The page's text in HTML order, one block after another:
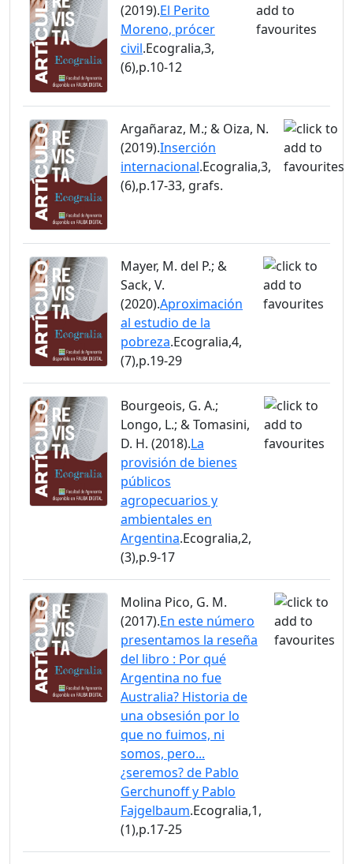
(2019).El Perito
Moreno, prócer
civil.Ecogralia,3,
(6),p.10-12
Argañaraz, M.; & Oiza, N.
(2019).Inserción
internacional.Ecogralia,3,
(6),p.17-33, grafs.
Mayer, M. del P.; &
Sack, V.
(2020).Aproximación
al estudio de la
pobreza.Ecogralia,4,
(7),p.19-29
Bourgeois, G. A.;
Longo, L.; & Tomasini,
D. H. (2018).La
provisión de bienes
públicos
agropecuarios y
ambientales en
Argentina.Ecogralia,2,
(3),p.9-17
Molina Pico, G. M.
(2017).En este número
presentamos la reseña
del libro : Por qué
Argentina no fue
Australia? Historia de
una obsesión por lo
que no fuimos, ni
somos, pero...
¿seremos? de Pablo
Gerchunoff y Pablo
Fajgelbaum.Ecogralia,1,
(1),p.17-25